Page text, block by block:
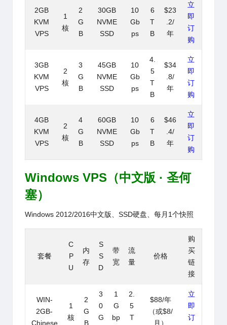
2GB
KVM
VPS
1
核
2
G
B
30GB
NVME
SSD
10
Gb
ps
6
T
B
$23
.2/
年
立
即
订
购
3GB
KVM
VPS
2
核
3
G
B
45GB
NVME
SSD
10
Gb
ps
4.
5
T
B
$34
.8/
年
立
即
订
购
4GB
KVM
VPS
2
核
4
G
B
60GB
NVME
SSD
10
Gb
ps
6
T
B
$46
.4/
年
立
即
订
购
Windows VPS（中文版 · 圣何
塞）
Windows 2012/2016中文版、SSD硬盘、 每月1个快照
套餐
C
P
U
内
存
S
S
D
带
宽
流
量
价格
购
买
链
接
WIN-
2GB-
Chinese
1
核
2
G
B
3
0
G
1
G
bp
2.
5
T
$88/年
（或$8/
月）
立
即
订